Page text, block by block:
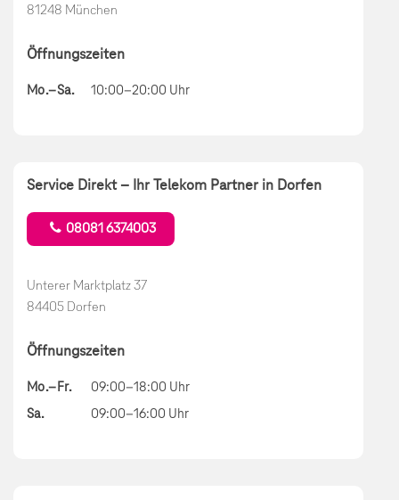
81248 München
Öffnungszeiten
Mo.–Sa. 10:00–20:00 Uhr
Service Direkt – Ihr Telekom Partner in Dorfen
08081 6374003
Unterer Marktplatz 37
84405 Dorfen
Öffnungszeiten
Mo.–Fr.
09:00–18:00 Uhr
Sa.
09:00–16:00 Uhr